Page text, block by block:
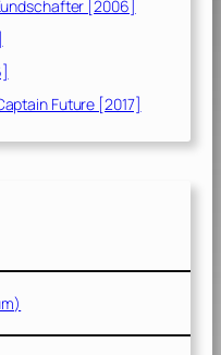
[2006]
Future [2017]